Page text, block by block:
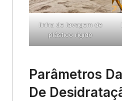
linha de lavagem de
plástico rígido
Parâmetros
De